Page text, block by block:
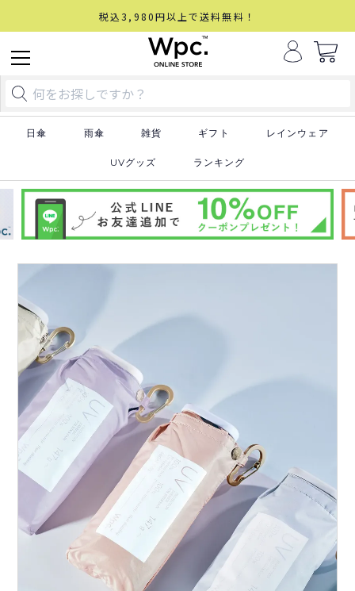
税込3,980円以上で送料無料！
日傘 雨傘 雑貨 ギフト レインウェア
UVグッズ ランキング